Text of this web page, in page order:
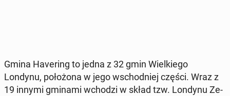
Gmina Ha­ve­ring to jedna z 32 gmin Wiel­kie­go
Londynu, po­ło­żo­na w jego wschod­niej części. Wraz z
19 innymi gminami wchodzi w skład tzw. Londynu Ze­